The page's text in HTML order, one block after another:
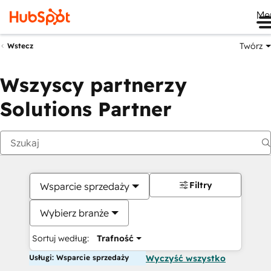
Wstecz Twórz
Wszyscy partnerzy
Solutions Partner
Wsparcie sprzedaży
Wybierz branże
Sortuj według: Trafność
Filtry
Usługi: Wsparcie sprzedaży Wyczyść wszystko